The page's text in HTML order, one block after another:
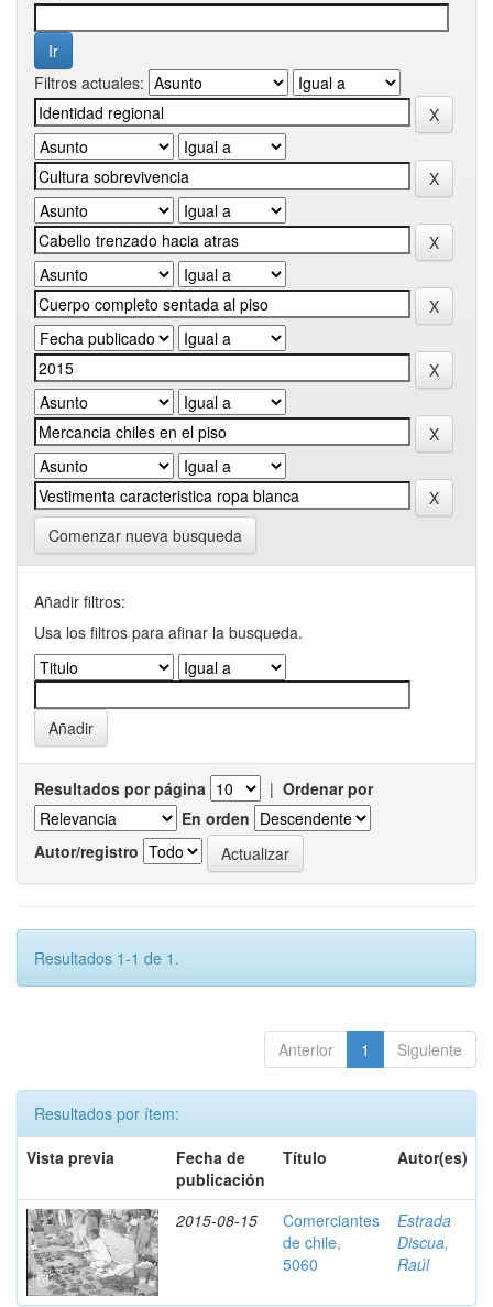
Filtros actuales:
Comenzar nueva busqueda
Añadir filtros:
Usa los filtros para afinar la busqueda.
Resultados por página | Ordenar por
En orden
Autor/registro
Resultados 1-1 de 1.
Anterior 1 Siguiente
Resultados por ítem:
Vista previa
Fecha de
publicación
Título Autor(es)
2015-08-15
Comerciantes
de chile,
5060
Estrada
Discua,
Raúl